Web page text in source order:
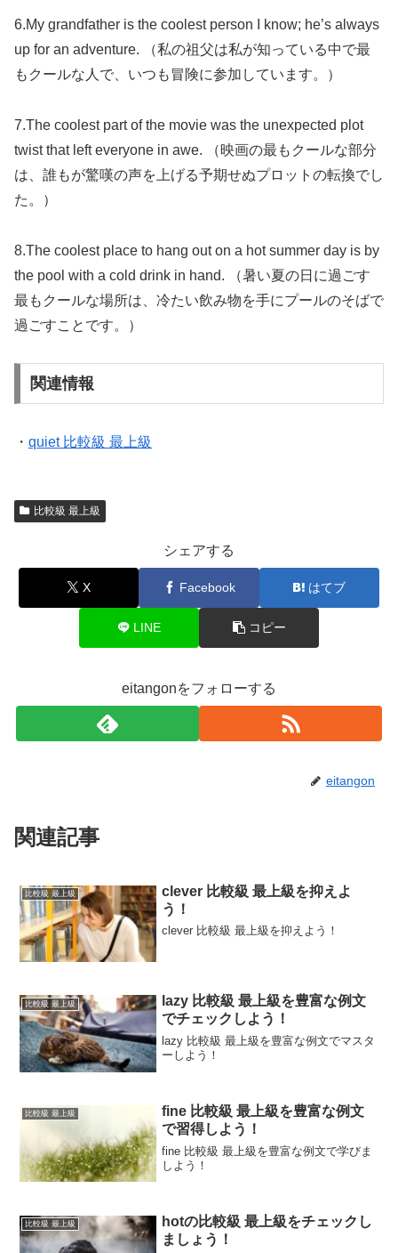
6.My grandfather is the coolest person I know; he’s always
up for an adventure. （私の祖父は私が知っている中で最
もクールな人で、いつも冒険に参加しています。）
7.The coolest part of the movie was the unexpected plot
twist that left everyone in awe. （映画の最もクールな部分
は、誰もが驚嘆の声を上げる予期せぬプロットの転換でし
た。）
8.The coolest place to hang out on a hot summer day is by
the pool with a cold drink in hand. （暑い夏の日に過ごす
最もクールな場所は、冷たい飲み物を手にプールのそばで
過ごすことです。）
関連情報
・ quiet 比較級 最上級
比較級 最上級
シェアする
X Facebook はてブ
LINE コピー
eitangonをフォローする
eitangon
関連記事
比較級 最上級
clever 比較級 最上級を抑えよ
う！
clever 比較級 最上級を抑えよう！
比較級 最上級
lazy 比較級 最上級を豊富な例文
でチェックしよう！
lazy 比較級 最上級を豊富な例文でマスタ
ーしよう！
比較級 最上級
fine 比較級 最上級を豊富な例文
で習得しよう！
fine 比較級 最上級を豊富な例文で学びま
しよう！
比較級 最上級
hotの比較級 最上級をチェックし
ましょう！